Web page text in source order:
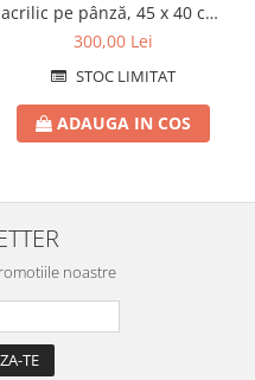
acrilic pe pânză, 45 x 40 cm,
iridescent
300,00 Lei
STOC LIMITAT
ADAUGA IN COS
noastre